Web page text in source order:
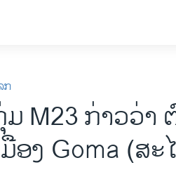
ກ
M23 ກ່າວວ່າ
ອງ Goma (ສ